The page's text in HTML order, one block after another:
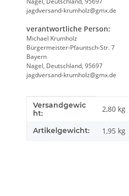
jagdversand-krumholz@gmx.de
verantwortliche Person:
Michael Krumholz
Bürgermeister-Pfauntsch-Str. 7
Bayern
Nagel, Deutschland, 95697
jagdversand-krumholz@gmx.de
Produkteigenschaft
Wert
Versandgewic
ht:
2,80 kg
Artikelgewicht: 1,95 kg